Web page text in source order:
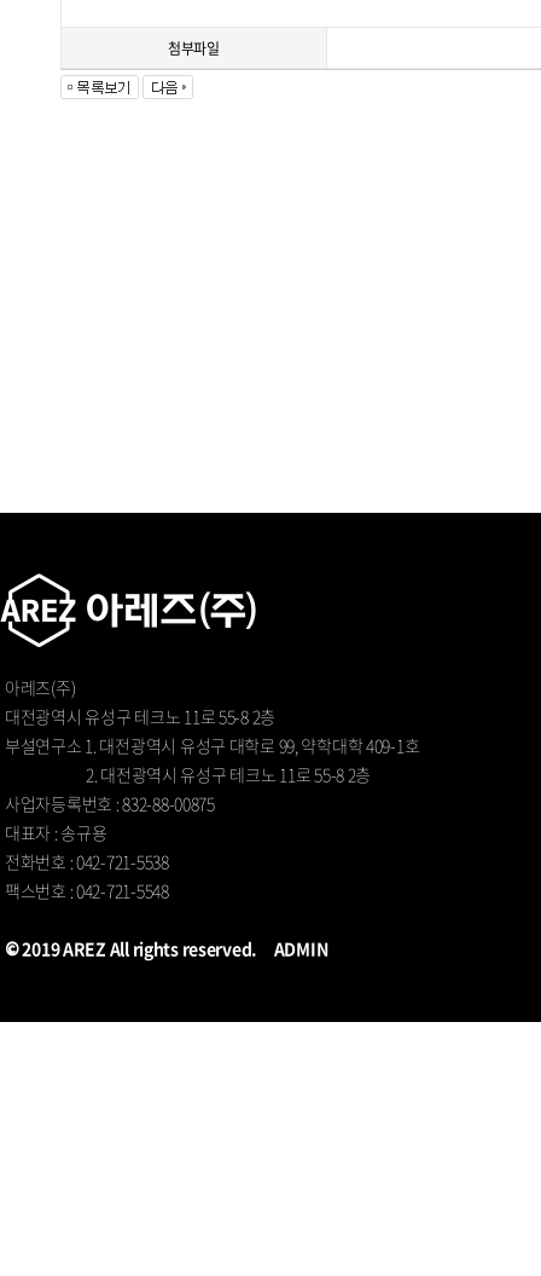
첨부파일
아레즈(주)
대전광역시 유성구 테크노 11로 55-8 2층
부설연구소 1. 대전광역시 유성구 대학로 99, 약학대학 409-1호
2. 대전광역시 유성구 테크노 11로 55-8 2층
사업자등록번호 : 832-88-00875
대표자 : 송규용
전화번호 : 042-721-5538
팩스번호 : 042-721-5548
© 2019 AREZ All rights reserved. ADMIN